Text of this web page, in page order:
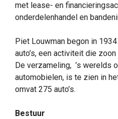
met lease- en
onderdelenhandel en
Piet Louwman begon in
auto’s, een activiteit die
De verzameling, ’s werelds
automobielen, is te zien in
omvat 275 auto’s.
Bestuur